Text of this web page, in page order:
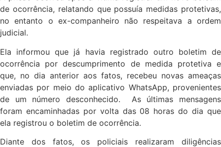
de ocorrência, relatando que possuía medidas protetivas,
no entanto o ex-companheiro não respeitava a ordem
judicial.
Ela informou que já havia registrado outro boletim de
ocorrência por descumprimento de medida protetiva e
que, no dia anterior aos fatos, recebeu novas ameaças
enviadas por meio do aplicativo WhatsApp, provenientes
de um número desconhecido. As últimas mensagens
foram encaminhadas por volta das 08 horas do dia que
ela registrou o boletim de ocorrência.
Diante dos fatos, os policiais realizaram diligências